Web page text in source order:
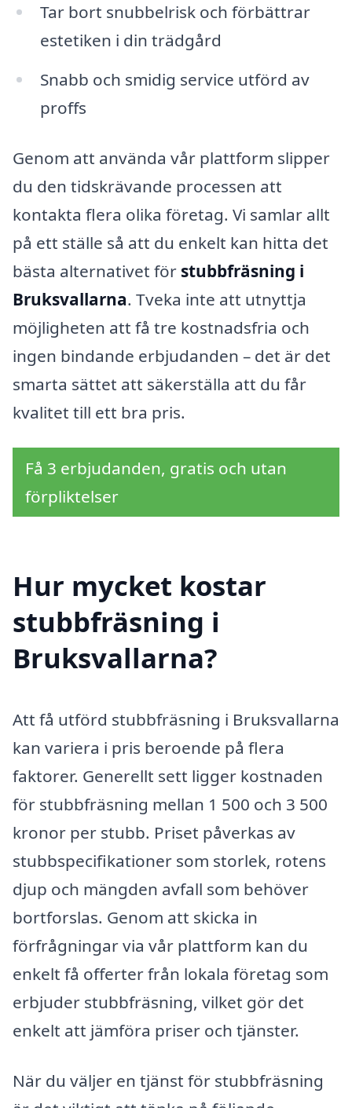
Tar bort snubbelrisk och förbättrar
estetiken i din trädgård
Snabb och smidig service utförd av
proffs
Genom att använda vår plattform slipper
du den tidskrävande processen att
kontakta flera olika företag. Vi samlar allt
på ett ställe så att du enkelt kan hitta det
bästa alternativet för stubbfräsning i
Bruksvallarna. Tveka inte att utnyttja
möjligheten att få tre kostnadsfria och
ingen bindande erbjudanden – det är det
smarta sättet att säkerställa att du får
kvalitet till ett bra pris.
Få 3 erbjudanden, gratis och utan
förpliktelser
Hur mycket kostar
stubbfräsning i
Bruksvallarna?
Att få utförd stubbfräsning i Bruksvallarna
kan variera i pris beroende på flera
faktorer. Generellt sett ligger kostnaden
för stubbfräsning mellan 1 500 och 3 500
kronor per stubb. Priset påverkas av
stubbspecifikationer som storlek, rotens
djup och mängden avfall som behöver
bortforslas. Genom att skicka in
förfrågningar via vår plattform kan du
enkelt få offerter från lokala företag som
erbjuder stubbfräsning, vilket gör det
enkelt att jämföra priser och tjänster.
När du väljer en tjänst för stubbfräsning